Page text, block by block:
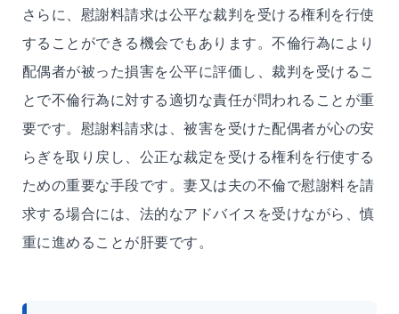
さらに、慰謝料請求は公平な裁判 を受ける権利を行使
することができる機会でもあります。不倫行為により
配偶者が被った損害を公平に評価し、 裁判 を受けるこ
とで不倫行為に対する適切な責任が問われることが重
要です。慰謝料請求は、被害を受けた配偶者が心の安
らぎを取り戻し、公正な裁定を受ける権利を行使する
ための重要な手段です。妻又は夫の不倫で慰謝料を請
求する場合には、法的なアドバイスを受けながら、慎
重に進めることが肝要です。